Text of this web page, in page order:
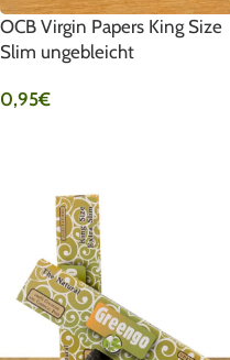
OCB Virgin Papers King Size
Slim ungebleicht
0,95€